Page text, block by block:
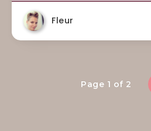
Fleur
Page 1 of 2